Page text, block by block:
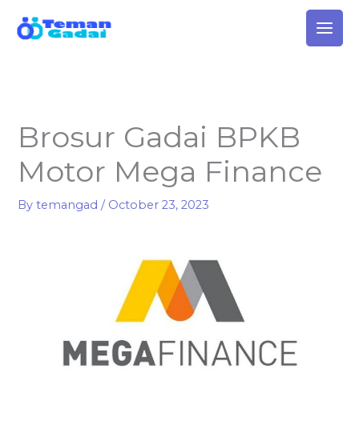
Brosur Gadai BPKB
Motor Mega Finance
Bytemangad/ October 23, 2023